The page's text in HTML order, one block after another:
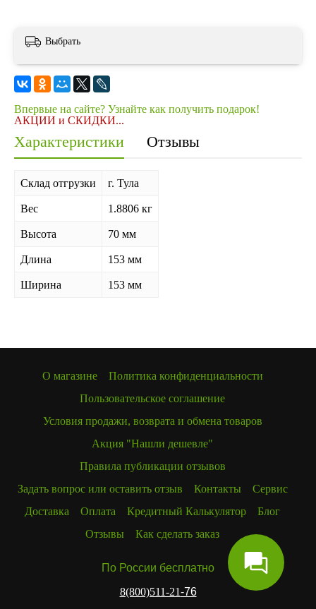
Выбрать
Впервые на сайте? Узнайте как получить подарок!
АКЦИИ и СКИДКИ...
Характеристики Отзывы
Склад отгрузки г. Тула
Вес 1.8806 кг
Высота 70 мм
Длина 153 мм
Ширина 153 мм
О магазине
Политика конфиденциальности
Пользовательское соглашение
Условия продажи, возврата и обмена товаров
Акция "Нашли дешевле"
Правила публикации отзывов
Задать вопрос или оставить отзыв
Контакты
Сервис
Доставка
Оплата Кредитный Калькулятор
Блог
Отзывы
Как сделать заказ
По России бесплатно
8(800)511-21-76